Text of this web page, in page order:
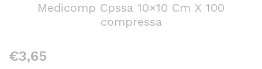
Medicomp Cpssa 10×10 Cm X 100
compressa
€3,65